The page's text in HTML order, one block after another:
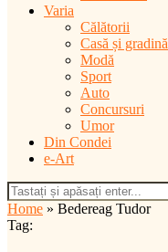
Varia
Călătorii
Casă și gradină
Modă
Sport
Auto
Concursuri
Umor
Din Condei
e-Art
Home » Bedereag Tudor
Tag: